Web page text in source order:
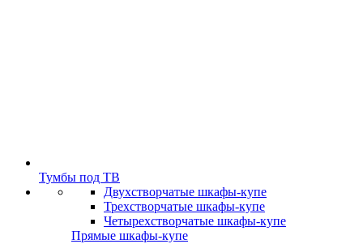
Тумбы под ТВ
Двухстворчатые шкафы-купе
Трехстворчатые шкафы-купе
Четырехстворчатые шкафы-купе
Прямые шкафы-купе